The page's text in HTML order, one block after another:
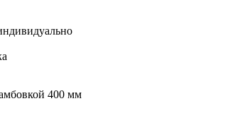
400 мм